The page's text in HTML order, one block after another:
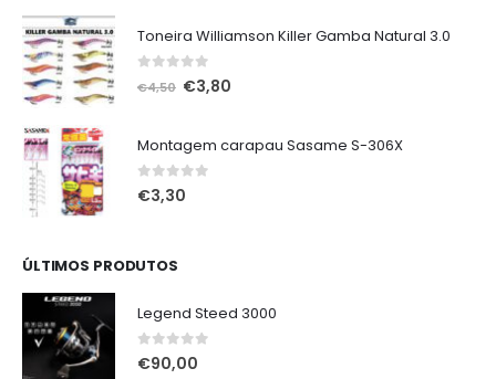
Toneira Williamson Killer Gamba Natural 3.0
out of 5
€4,50 O
era:
€4,50.
€3,80
é:
Montagem carapau Sasame S-306X
0out of 5
€3,30
ÚLTIMOS PRODUTOS
Legend Steed 3000
0out of 5
€90,00